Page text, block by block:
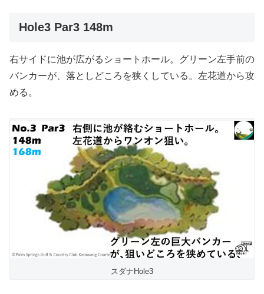
Hole3 Par3 148m
右サイドに池が広がるショートホール。グリーン左手前の
バンカーが、落としどころを狭くしている。左花道から攻
める。
スダナHole3